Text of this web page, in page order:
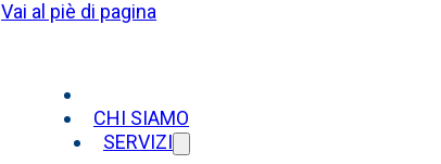
Vai al piè di pagina
CHI SIAMO
SERVIZI